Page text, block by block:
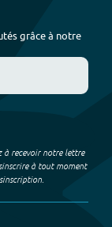
grâce à notre
à recevoir notre lettre
à tout moment